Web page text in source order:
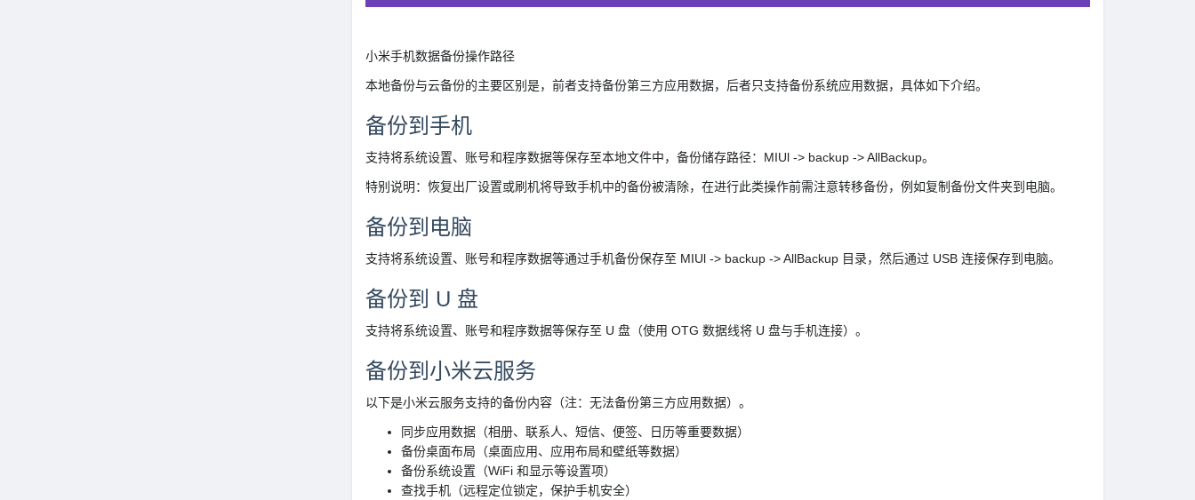
小米手机数据备份操作路径
本地备份与云备份的主要区别是，前者支持备份第三方应用数据，后者只支持备份系统应用数据，具体如下介绍。
备份到手机
支持将系统设置、账号和程序数据等保存至本地文件中，备份储存路径：MIUl -> backup -> AllBackup。
特别说明：恢复出厂设置或刷机将导致手机中的备份被清除，在进行此类操作前需注意转移备份，例如复制备份文件夹到电脑。
备份到电脑
支持将系统设置、账号和程序数据等通过手机备份保存至 MIUl -> backup -> AllBackup 目录，然后通过 USB 连接保存到电脑。
备份到 U 盘
支持将系统设置、账号和程序数据等保存至 U 盘（使用 OTG 数据线将 U 盘与手机连接）。
备份到小米云服务
以下是小米云服务支持的备份内容（注：无法备份第三方应用数据）。
同步应用数据（相册、联系人、短信、便签、日历等重要数据）
备份桌面布局（桌面应用、应用布局和壁纸等数据）
备份系统设置（WiFi 和显示等设置项）
查找手机（远程定位锁定，保护手机安全）